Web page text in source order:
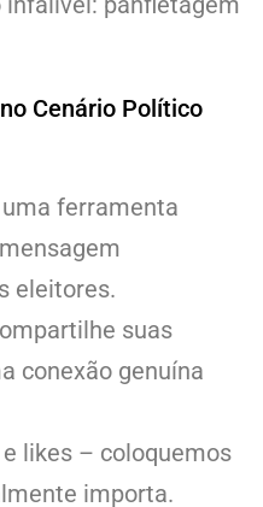
Cenário Político
ferramenta
eleitores.
suas
conexão genuína
likes – coloquemos
importa.